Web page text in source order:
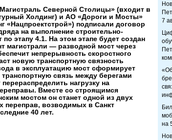
Северной Столицы» (входит в
Холдинг) и АО «Дороги и Мосты»
«Нацпроектстрой») подписали договор
на выполнение строительно-
этапу 4.1. На этом этапе будет создан
магистрали — разводной мост через
непрерывность скоростного
новую транспортную связность
в эксплуатацию мост сформирует
связь между берегами
нагрузку на
Вместе со строящимся
мостом он станет одной из двух
переправ, возводимых в Санкт
40 лет.
7
на